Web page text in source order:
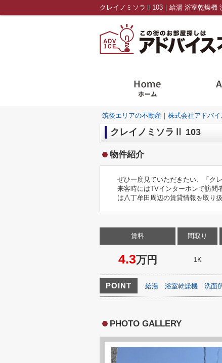
筑後エリアの不動産｜株式会社アドバ
クレイノミソラⅡ 103
物件紹介
ぜひ一度見ていただきたい、「ク
来客時にはTVインターホンで訪問
は八丁牟田周辺の賃貸情報を取り
賃料
4.3万円
間取り
1K
POINT 給湯 浴室乾燥機 洗面
PHOTO GALLERY